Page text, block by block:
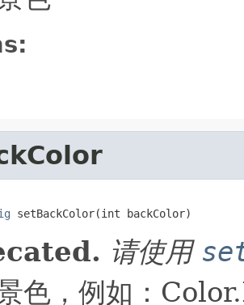
setBackColor(int backColor)
请使用
色，例如：